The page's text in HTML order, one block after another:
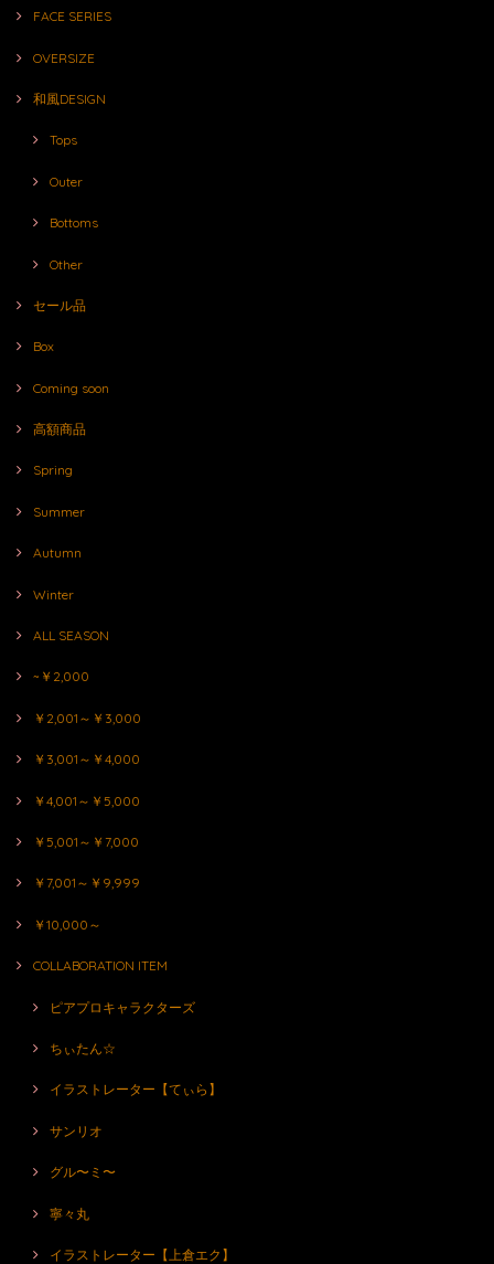
FACE SERIES
OVERSIZE
和風DESIGN
Tops
Outer
Bottoms
Other
セール品
Box
Coming soon
高額商品
Spring
Summer
Autumn
Winter
ALL SEASON
~￥2,000
￥2,001～￥3,000
￥3,001～￥4,000
￥4,001～￥5,000
￥5,001～￥7,000
￥7,001～￥9,999
￥10,000～
COLLABORATION ITEM
ピアプロキャラクターズ
ちぃたん☆
イラストレーター【てぃら】
サンリオ
グル〜ミ〜
寧々丸
イラストレーター【上倉エク】